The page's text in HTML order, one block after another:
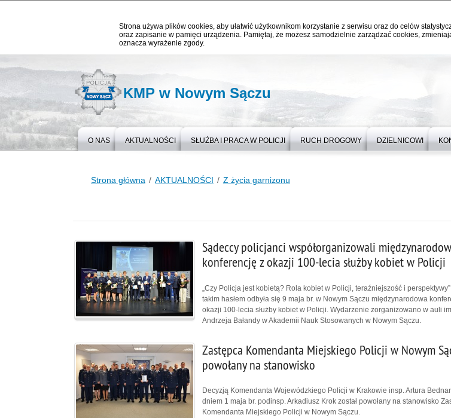
Strona używa plików cookies, aby ułatwić użytkownikom korzystanie z serwisu oraz do celów
oraz zapisanie w pamięci urządzenia. Pamiętaj, że możesz samodzielnie zarządzać cookies,
oznacza wyrażenie zgody.
KMP w Nowym Sączu
O NAS AKTUALNOŚCI SŁUŻBA I PRACA W POLICJI RUCH DROGOWY DZIELNICOWI
Strona główna AKTUALNOŚCI Z życia garnizonu
Sądeccy policjanci współorganizowali
konferencję z okazji 100-lecia służby kobiet w Policji
„Czy Policja jest kobietą? Rola kobiet w Policji, teraźniejszość i
takim hasłem odbyła się 9 maja br. w Nowym Sączu międzynarodowa
okazji 100-lecia służby kobiet w Policji. Wydarzenie zorganizowano w auli
Andrzeja Bałandy w Akademii Nauk Stosowanych w Nowym Sączu.
Zastępca Komendanta Miejskiego Policji w Nowym
powołany na stanowisko
Decyzją Komendanta Wojewódzkiego Policji w Krakowie insp. Artura
dniem 1 maja br. podinsp. Arkadiusz Krok został powołany na stanowisko
Komendanta Miejskiego Policji w Nowym Sączu.